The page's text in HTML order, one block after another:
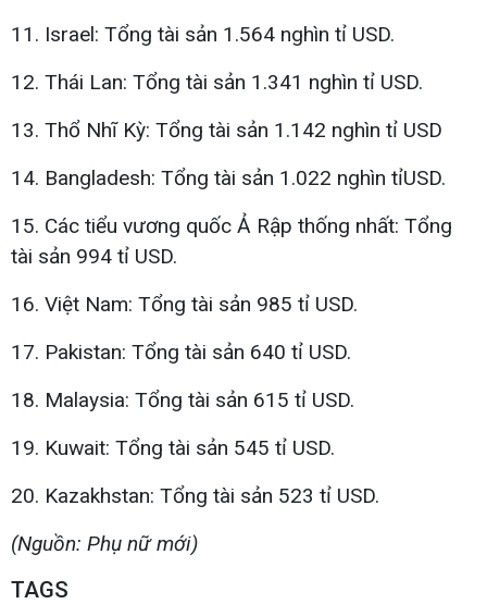
11. Israel: Tổng tài sản 1.564 nghìn tỉ USD.
12. Thái Lan: Tổng tài sản 1.341 nghìn tỉ USD.
13. Thổ Nhĩ Kỳ: Tổng tài sản 1.142 nghìn tỉ USD
14. Bangladesh: Tổng tài sản 1.022 nghìn tỉUSD.
15. Các tiểu vương quốc Ả Rập thống nhất: Tổng
tài sản 994 tỉ USD.
16. Việt Nam: Tổng tài sản 985 tỉ USD.
17. Pakistan: Tổng tài sản 640 tỉ USD.
18. Malaysia: Tổng tài sản 615 tỉ USD.
19. Kuwait: Tổng tài sản 545 tỉ USD.
20. Kazakhstan: Tổng tài sản 523 tỉ USD.
(Nguồn: Phụ nữ mới)
TAGS